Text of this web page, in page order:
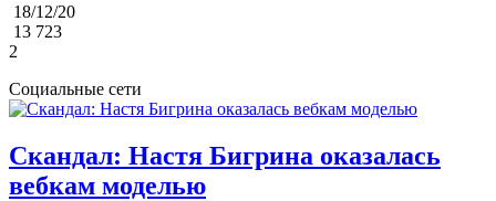
18/12/20
13 723
2
Социальные сети
Скандал: Настя Бигрина оказалась
вебкам моделью